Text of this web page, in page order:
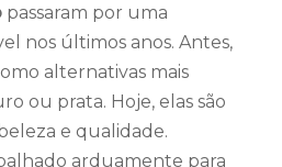
passaram por uma
nos últimos anos. Antes,
alternativas mais
ou prata. Hoje, elas são
e qualidade.
arduamente para